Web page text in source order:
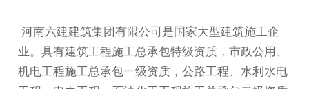
河南六建建筑集团有限公司是国家大型建筑施工企
业。具有建筑工程施工总承包特级资质，市政公用、
机电工程施工总承包一级资质，公路工程、水利水电